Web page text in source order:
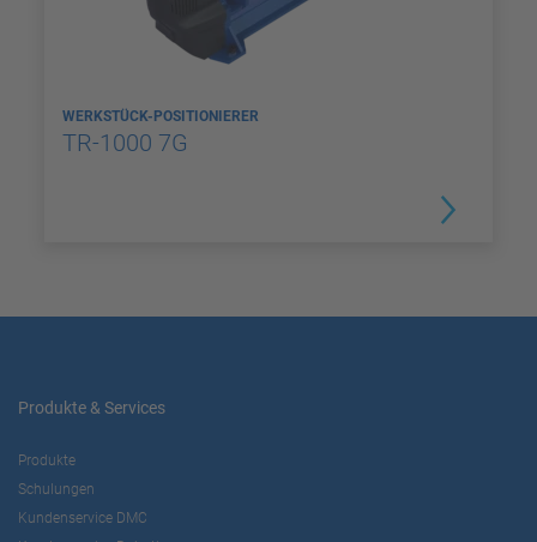
WERKSTÜCK-POSITIONIERER
TR-1000 7G
Produkte & Services
Produkte
Schulungen
Kundenservice DMC